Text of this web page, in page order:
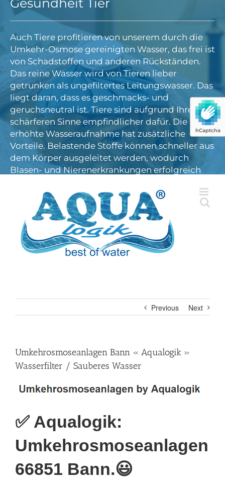
Previous Next
Umkehrosmoseanlagen Bann « Aqualogik »
Wasserfilter / Sauberes Wasser
✅ Aqualogik:
Umkehrosmoseanlagen
66851 Bann.😃